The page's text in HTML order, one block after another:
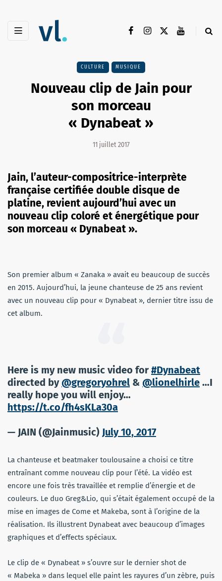
CULTURE MUSIQUE
Nouveau clip de Jain pour
son morceau
« Dynabeat »
11 juillet 2017
Jain, l’auteur-compositrice-interprète
française certifiée double disque de
platine, revient aujourd’hui avec un
nouveau clip coloré et énergétique pour
son morceau « Dynabeat ».
Son premier album « Zanaka » avait eu beaucoup de succès
en 2015. Aujourd’hui, la jeune chanteuse de 25 ans revient
avec un nouveau clip pour « Dynabeat », dernier titre issu de
cet album.
Here is my new music video for #Dynabeat
directed by @gregoryohrel & @lionelhirle …I
really hope you will enjoy…
https://t.co/fh4sKLa30a
— JAIN (@Jainmusic) July 10, 2017
La chanteuse et beatmaker toulousaine a choisi ce titre
entraînant comme nouveau clip pour l’été. La vidéo est
encore une fois très travaillée et remplie d’énergie et de
couleurs. Le duo Greg&Lio, qui s’était également occupé de la
mise en images de Come et Makeba, sont à l’origine de la
réalisation. Ils illustrent Dynabeat avec beaucoup d’images
graphiques et d’effects spéciaux.
Le clip de « Dynabeat » s’ouvre sur le dernier shot de
« Mabeka » dans lequel elle paint les rayures d’un zèbre, puis